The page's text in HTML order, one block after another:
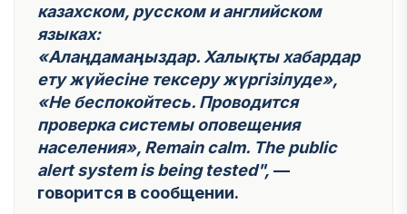
казахском, русском и английском
языках:
«Алаңдамаңыздар. Халықты хабардар
ету жүйесіне тексеру жүргізілуде»,
«Не беспокойтесь. Проводится
проверка системы оповещения
населения», Remain calm. The public
alert system is being tested", —
говорится в сообщении.